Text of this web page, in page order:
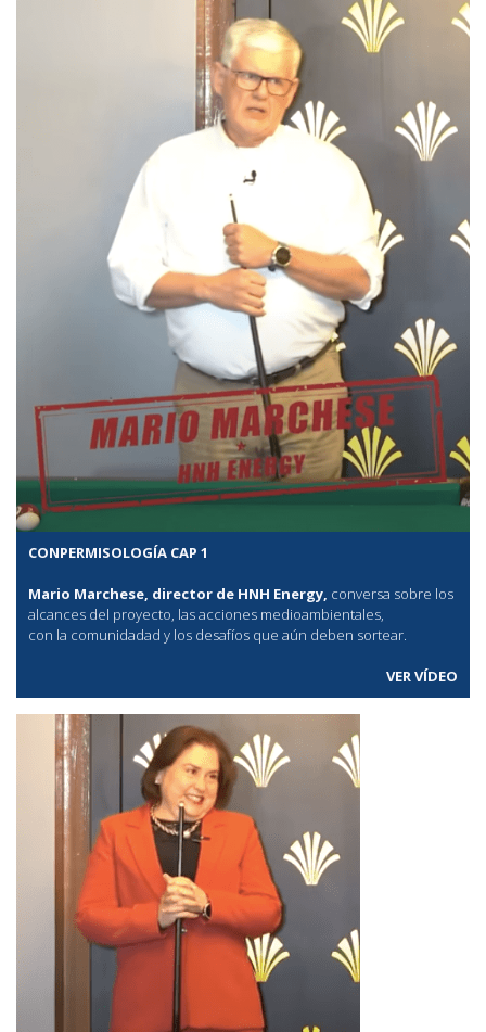
CONPERMISOLOGÍA CAP 1
Mario Marchese, director de HNH Energy, conversa sobre los
alcances del proyecto, las acciones medioambientales,
con la comunidadad y los desafíos que aún deben sortear.
VER VÍDEO